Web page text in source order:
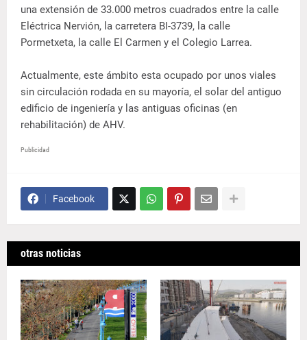
una extensión de 33.000 metros cuadrados entre la calle
Eléctrica Nervión, la carretera BI-3739, la calle
Pormetxeta, la calle El Carmen y el Colegio Larrea.
Actualmente, este ámbito esta ocupado por unos viales
sin circulación rodada en su mayoría, el solar del antiguo
edificio de ingeniería y las antiguas oficinas (en
rehabilitación) de AHV.
Publicidad
Facebook
otras noticias